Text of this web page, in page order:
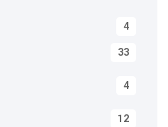
4
33
4
12